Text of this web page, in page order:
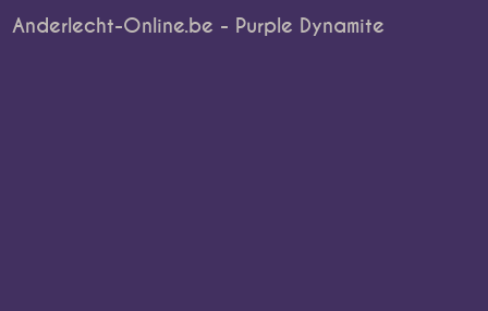
Anderlecht-Online.be - Purple Dynamite